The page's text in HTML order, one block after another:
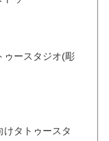
ゥースタジオ(彫
けタトゥースタ